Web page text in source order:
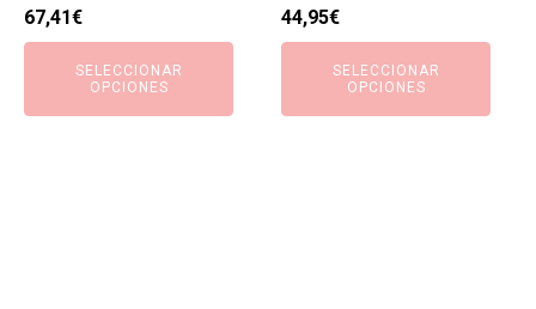
El
precio
original
67,41€El
precio
actual
SELECCIONAR
OPCIONES
de
producto
El
precio
original
44,95€El
precio
actual
SELECCIONAR
OPCIONES
de
producto